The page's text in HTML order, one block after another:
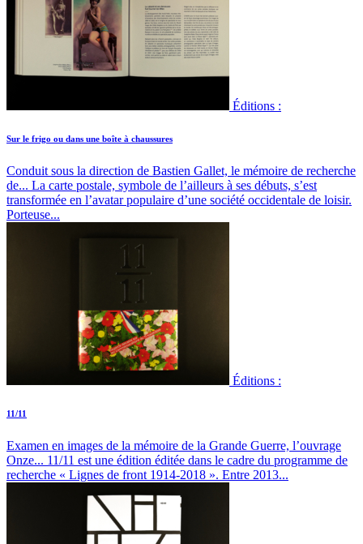
Éditions :
Sur le frigo ou dans une boîte à chaussures
Conduit sous la direction de Bastien Gallet, le mémoire de recherche
de... La carte postale, symbole de l’ailleurs à ses débuts, s’est
transformée en l’avatar populaire d’une société occidentale de loisir.
Porteuse...
Éditions :
11/11
Examen en images de la mémoire de la Grande Guerre, l’ouvrage
Onze... 11/11 est une édition éditée dans le cadre du programme de
recherche « Lignes de front 1914-2018 ». Entre 2013...